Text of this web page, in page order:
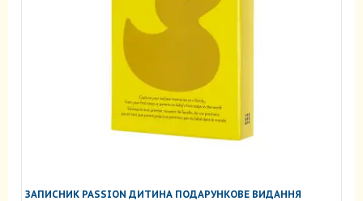
ЗАПИСНИК PASSION ДИТИНА ПОДАРУНКОВЕ ВИДАННЯ